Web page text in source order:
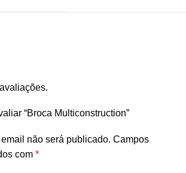
“Broca Multiconstruction”
não será publicado. Campos
com *